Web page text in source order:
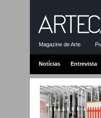
Magazine de Arte
Notícias Entrevista